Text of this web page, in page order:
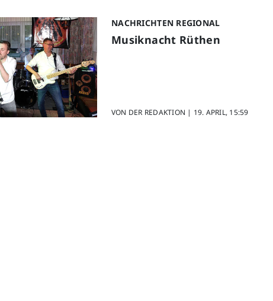
NACHRICHTEN REGIONAL
Musiknacht Rüthen
VON DER REDAKTION | 19. APRIL, 15:59